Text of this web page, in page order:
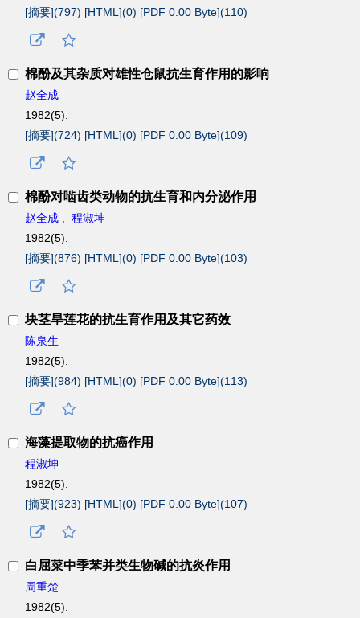
[摘要](797) [HTML](0) [PDF 0.00 Byte](110)
棉酚及其杂质对雄性仓鼠抗生育作用的影响
赵全成
1982(5).
[摘要](724) [HTML](0) [PDF 0.00 Byte](109)
棉酚对啮齿类动物的抗生育和内分泌作用
赵全成 , 程淑坤
1982(5).
[摘要](876) [HTML](0) [PDF 0.00 Byte](103)
块茎旱莲花的抗生育作用及其它药效
陈泉生
1982(5).
[摘要](984) [HTML](0) [PDF 0.00 Byte](113)
海藻提取物的抗癌作用
程淑坤
1982(5).
[摘要](923) [HTML](0) [PDF 0.00 Byte](107)
白屈菜中季苯并类生物碱的抗炎作用
周重楚
1982(5).